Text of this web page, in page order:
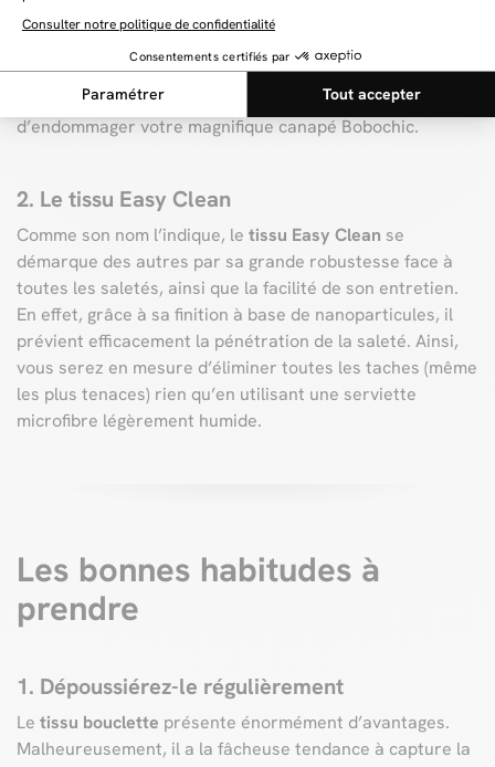
Dans ce cas de figure, sachez que le tissu empêchera le
liquide de pénétrer et maintiendra tous les liquides à la
surface. D’un simple coup de serviette, vous parviendrez
à vous débarrasser du liquide et ainsi éviter
d’endommager votre magnifique canapé Bobochic.
2. Le tissu Easy Clean
Comme son nom l’indique, le tissu Easy Clean se
démarque des autres par sa grande robustesse face à
toutes les saletés, ainsi que la facilité de son entretien.
En effet, grâce à sa finition à base de nanoparticules, il
prévient efficacement la pénétration de la saleté. Ainsi,
vous serez en mesure d’éliminer toutes les taches (même
les plus tenaces) rien qu’en utilisant une serviette
microfibre légèrement humide.
Les bonnes habitudes à
prendre
1. Dépoussiérez-le régulièrement
Le tissu bouclette présente énormément d’avantages.
Malheureusement, il a la fâcheuse tendance à capture la